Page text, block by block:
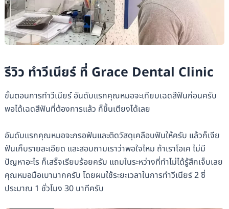
รีวิว ทำวีเนียร์ ที่ Grace Dental Clinic
ขั้นตอนการทำวีเนียร์ อันดับแรกคุณหมอจะเทียบเฉดสีฟันก่อนครับ
พอได้เฉดสีฟันที่ต้องการแล้ว ก็ขึ้นเตียงได้เลย
อันดับแรกคุณหมอจะกรอฟันและติดวัสดุเคลือบฟันให้ครับ แล้วก็เจีย
ฟันเก็บรายละเอียด และสอบถามเราว่าพอใจไหม ถ้าเราโอเค ไม่มี
ปัญหาอะไร ก็เสร็จเรียบร้อยครับ แถมในระหว่างที่ทำไม่ได้รู้สึกเจ็บเลย
คุณหมอมือเบามากครับ โดยผมใช้ระยะเวลาในการทำวีเนียร์ 2 ซี่
ประมาณ 1 ชั่วโมง 30 นาทีครับ